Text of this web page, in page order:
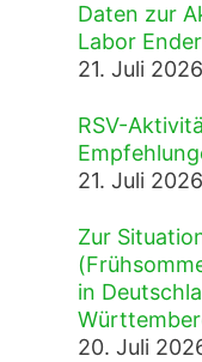
Daten zur
Labor
21. Juli 2026
RSV-
21. Juli 2026
Zur
in
20. Juli